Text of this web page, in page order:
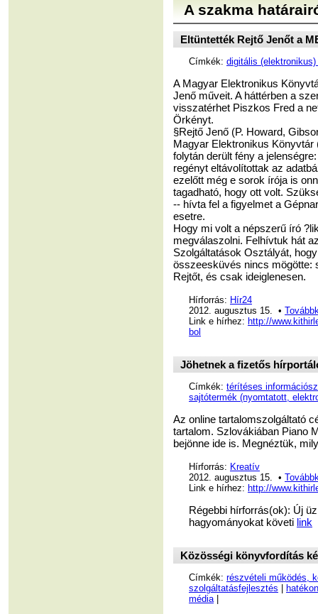
A szakma
Eltüntették Rejtő Jenőt a
Címkék: digitális
A Magyar Elektronikus
Jenő műveit. A háttérben a
visszatérhet Piszkos Fred a
Örkényt.
§Rejtő Jenő (P. Howard,
Magyar Elektronikus Könyvtár
folytán derült fény a
regényt eltávolítottak az
ezelőtt még e sorok írója is
tagadható, hogy ott volt.
-- hívta fel a figyelmet a
esetre.
Hogy mi volt a népszerű író
megválaszolni. Felhívtuk hát
Szolgáltatások Osztályát,
összeesküvés nincs mögötte:
Rejtőt, és csak ideiglenesen.
Hírforrás: Hír24
2012. augusztus 15. •
Link e hírhez: http://
bol
Jöhetnek a fizetős
Címkék: térítéses
sajtótermék (nyomtatott,
Az online tartalomszolgáltató
tartalom. Szlovákiában Piano
bejönne ide is. Megnéztük,
Hírforrás: Kreatív
2012. augusztus 15. •
Link e hírhez: http://
Régebbi hírforrás(ok): Új
hagyományokat követi link
Közösségi könyvfordítás
Címkék: részvételi működés,
szolgáltatásfejlesztés
média|